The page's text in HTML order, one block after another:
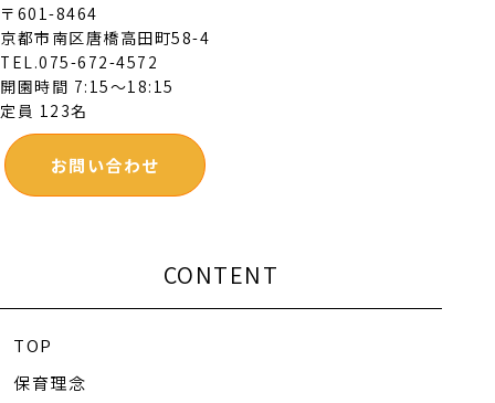
〒601-8464
京都市南区唐橋高田町58-4
TEL.075-672-4572
開園時間 7:15～18:15
定員 123名
お問い合わせ
CONTENT
TOP
保育理念